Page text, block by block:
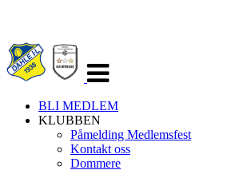
navigasjon
BLI MEDLEM
KLUBBEN
Påmelding Medlemsfest
Kontakt oss
Dommere